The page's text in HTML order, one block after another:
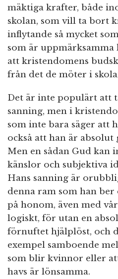
mäktiga krafter, både
skolan, som vill ta bort
inflytande så mycket
som är
att kristendomens
från det de möter i
Det är inte populärt att
sanning, men i
som inte bara säger att
också att han är
Men en sådan Gud kan
känslor och subjektiva
Hans sanning är
denna ram som han ber
på honom, även med
logiskt, för utan en
förnuftet hjälplöst, och
exempel samboende
som blir kvinnor eller
havs är lönsamma.